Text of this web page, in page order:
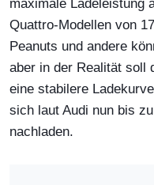
maximale Ladeleistung
Quattro-Modellen von
Peanuts und andere
aber in der Realität soll
eine stabilere
sich laut Audi nun bis
nachladen.